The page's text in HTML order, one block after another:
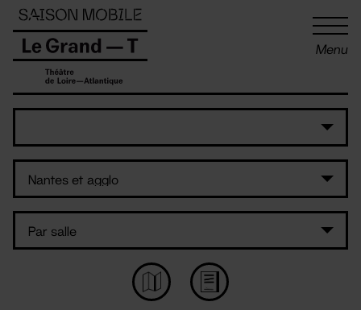
Menu
Panneau de gestion des cookies